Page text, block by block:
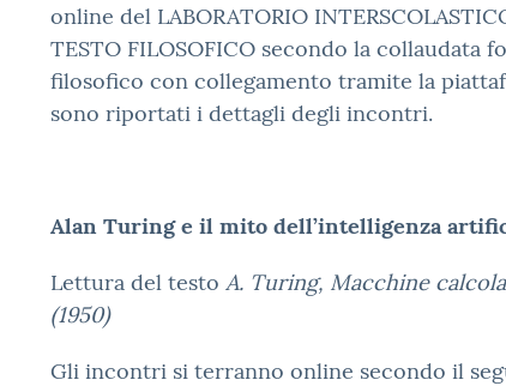
online del LABORATORIO
TESTO FILOSOFICO secondo la collaudata
filosofico con collegamento tramite la
sono riportati i dettagli degli incontri.
Alan Turing e il mito dell’intelligenza
Lettura del testo A. Turing, Macchine
(1950)
Gli incontri si terranno online secondo il